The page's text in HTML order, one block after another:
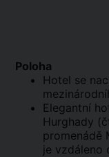
Poloha
Hotel se
Elegantní
Hurghady
promenádě
je vzdáleno